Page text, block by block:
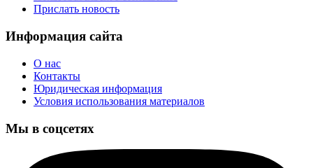
Прислать новость
Информация сайта
О нас
Контакты
Юридическая информация
Условия использования материалов
Мы в соцсетях